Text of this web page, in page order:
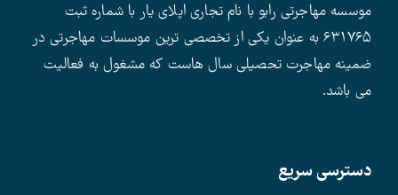
موسسه مهاجرتی رابو با نام تجاری اپلای یار با شماره ثبت
۶۳۱۷۶۵ به عنوان یکی از تخصصی ترین موسسات مهاجرتی در
ضمینه مهاجرت تحصیلی سال هاست که مشغول به فعالیت
می باشد.
دسترسی سریع